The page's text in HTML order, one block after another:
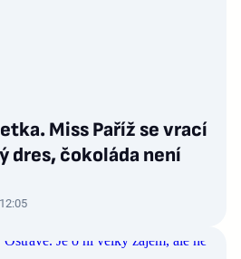
Miss Paříž se vrací
dres, čokoláda není
12:05